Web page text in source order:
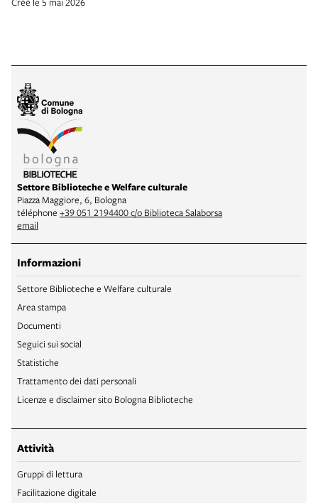
Settore Biblioteche e Welfare culturale
Piazza Maggiore, 6, Bologna
téléphone +39 051 2194400 c/o Biblioteca Salaborsa
email
Informazioni
Settore Biblioteche e Welfare culturale
Area stampa
Documenti
Seguici sui social
Statistiche
Trattamento dei dati personali
Licenze e disclaimer sito Bologna Biblioteche
Attività
Gruppi di lettura
Facilitazione digitale